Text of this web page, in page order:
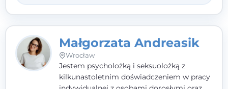
Małgorzata Andreasik
Wrocław
Jestem psycholożką i seksuolożką z
kilkunastoletnim doświadczeniem w pracy